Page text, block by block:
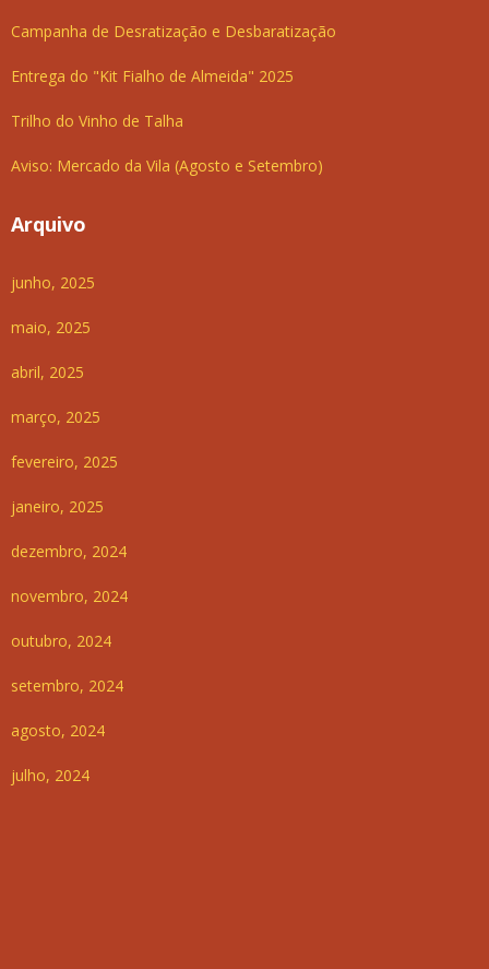
Campanha de Desratização e Desbaratização
Entrega do "Kit Fialho de Almeida" 2025
Trilho do Vinho de Talha
Aviso: Mercado da Vila (Agosto e Setembro)
Arquivo
junho, 2025
maio, 2025
abril, 2025
março, 2025
fevereiro, 2025
janeiro, 2025
dezembro, 2024
novembro, 2024
outubro, 2024
setembro, 2024
agosto, 2024
julho, 2024